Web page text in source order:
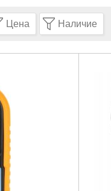
Цена Наличие